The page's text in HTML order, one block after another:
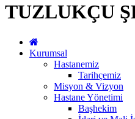
TUZLUKÇU
Kurumsal
Hastanemiz
Tarihçemiz
Misyon & Vizyon
Hastane Yönetimi
Başhekim